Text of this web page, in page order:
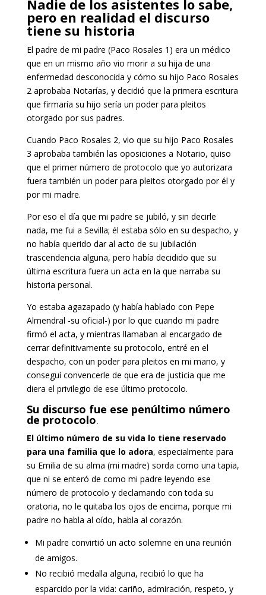
Nadie de los asistentes lo sabe,
pero en realidad el discurso
tiene su historia
El padre de mi padre (Paco Rosales 1) era un médico
que en un mismo año vio morir a su hija de una
enfermedad desconocida y cómo su hijo Paco Rosales
2 aprobaba Notarías, y decidió que la primera escritura
que firmaría su hijo sería un poder para pleitos
otorgado por sus padres.
Cuando Paco Rosales 2, vio que su hijo Paco Rosales
3 aprobaba también las oposiciones a Notario, quiso
que el primer número de protocolo que yo autorizara
fuera también un poder para pleitos otorgado por él y
por mi madre.
Por eso el día que mi padre se jubiló, y sin decirle
nada, me fui a Sevilla; él estaba sólo en su despacho, y
no había querido dar al acto de su jubilación
trascendencia alguna, pero había decidido que su
última escritura fuera un acta en la que narraba su
historia personal.
Yo estaba agazapado (y había hablado con Pepe
Almendral -su oficial-) por lo que cuando mi padre
firmó el acta, y mientras llamaban al encargado de
cerrar definitivamente su protocolo, entré en el
despacho, con un poder para pleitos en mi mano, y
conseguí convencerle de que era de justicia que me
diera el privilegio de ese último protocolo.
Su discurso fue ese penúltimo número
de protocolo.
El último número de su vida lo tiene reservado
para una familia que lo adora, especialmente para
su Emilia de su alma (mi madre) sorda como una tapia,
que ni se enteró de como mi padre leyendo ese
número de protocolo y declamando con toda su
oratoria, no le quitaba los ojos de encima, porque mi
padre no habla al oído, habla al corazón.
Mi padre convirtió un acto solemne en una reunión
de amigos.
No recibió medalla alguna, recibió lo que ha
esparcido por la vida: cariño, admiración, respeto, y